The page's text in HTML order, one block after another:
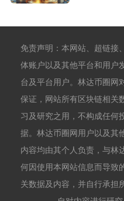
免责声明：本网站、超链接
体账户以及其他平台和用户
台及平台用户。林达币圈网
保证，网站所有区块链相关
习及研究之用，不构成任何
据。林达币圈网用户以及其
内容均由其个人负责，与林
何因使用本网站信息而导致
关数据及内容，并自行承担